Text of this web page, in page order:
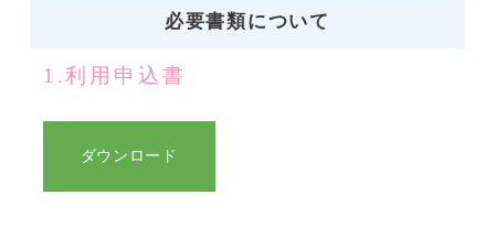
必要書類について
1.利用申込書
ダウンロード